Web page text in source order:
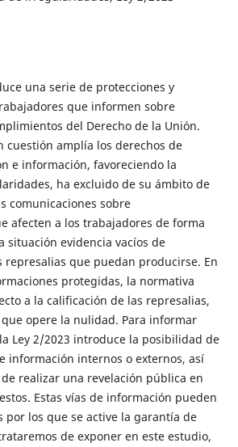
una serie de protecciones y
que informen sobre
del Derecho de la Unión.
cuestión amplía los derechos de
e información, favoreciendo la
ha excluido de su ámbito de
comunicaciones sobre
afecten a los trabajadores de forma
situación evidencia vacíos de
represalias que puedan producirse. En
protegidas, la normativa
a la calificación de las represalias,
opere la nulidad. Para informar
Ley 2/2023 introduce la posibilidad de
información internos o externos, así
realizar una revelación pública en
Estas vías de información pueden
por los que se active la garantía de
de exponer en este estudio,